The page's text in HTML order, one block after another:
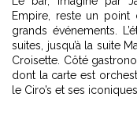
Empire, reste un
grands événements.
suites, jusqu’à la suite
Croisette. Côté
dont la carte est
le Ciro’s et ses